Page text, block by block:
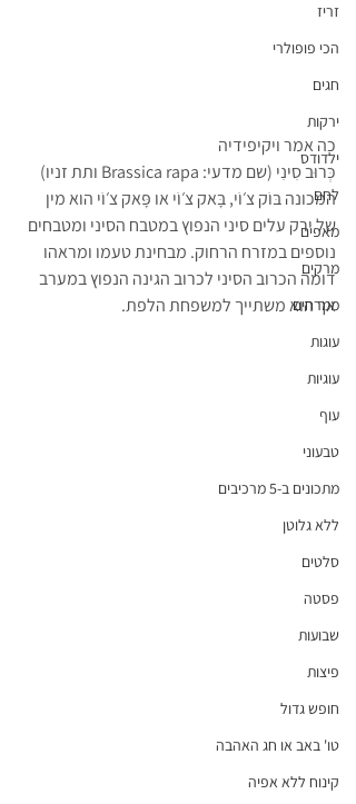
זריז
הכי פופולרי
חגים
ירקות
ילדודס
לחם
מאפים
מרקים
ממרחים
עוגות
עוגיות
עוף
טבעוני
מתכונים ב-5 מרכיבים
ללא גלוטן
סלטים
פסטה
שבועות
פיצות
חופש גדול
טו' באב או חג האהבה
קינוח ללא אפיה
כה אמר ויקיפידיה
כְּרוּב סִינִי (שם מדעי: Brassica rapa ותת זניו)
המכונה בּוֹק צ׳וֹי, בָּאק צ׳וֹי או פָּאק צ׳וֹי הוא מין
של ירק עלים סיני הנפוץ במטבח הסיני ומטבחים
נוספים במזרח הרחוק. מבחינת טעמו ומראהו
דומה הכרוב הסיני לכרוב הגינה הנפוץ במערב
אך הוא משתייך למשפחת הלפת.